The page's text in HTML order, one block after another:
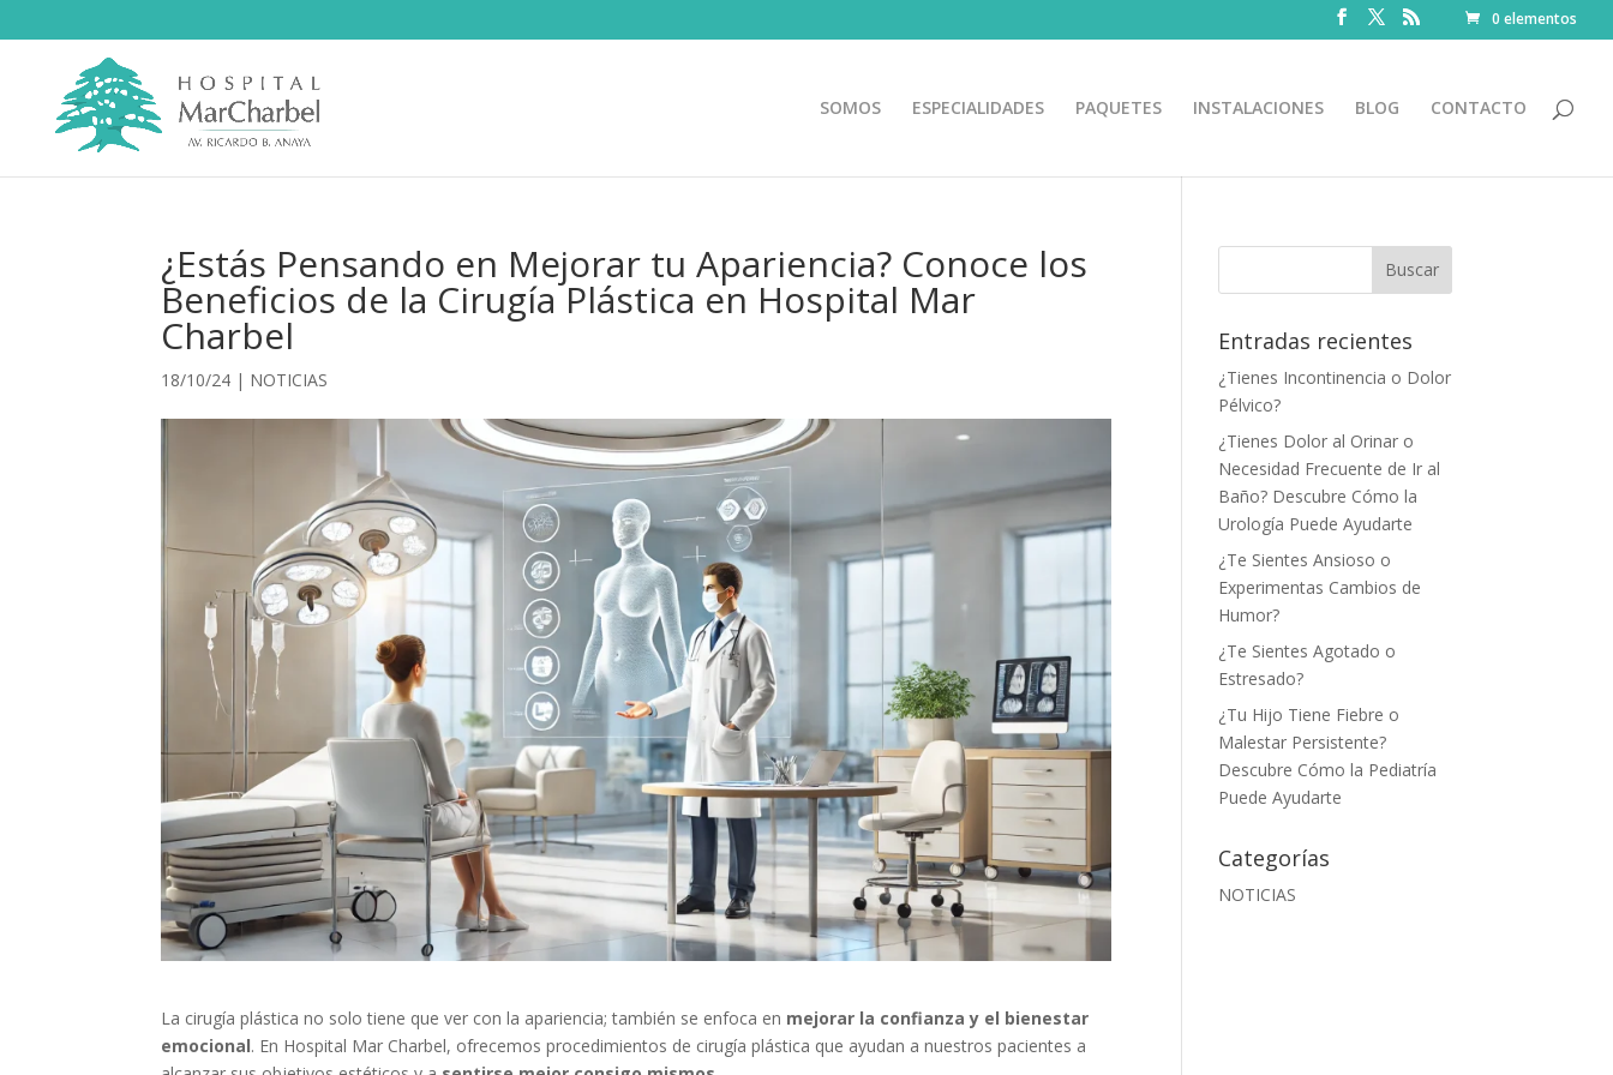
0 elementos
SOMOS ESPECIALIDADES PAQUETES INSTALACIONES BLOG CONTACTO
¿Estás Pensando en Mejorar tu Apariencia? Conoce los
Beneficios de la Cirugía Plástica en Hospital Mar
Charbel
18/10/24 | NOTICIAS
La cirugía plástica no solo tiene que ver con la apariencia; también se enfoca en mejorar la confianza y el bienestar
emocional. En Hospital Mar Charbel, ofrecemos procedimientos de cirugía plástica que ayudan a nuestros pacientes a
Entradas recientes
¿Tienes Incontinencia o Dolor
Pélvico?
¿Tienes Dolor al Orinar o
Necesidad Frecuente de Ir al
Baño? Descubre Cómo la
Urología Puede Ayudarte
¿Te Sientes Ansioso o
Experimentas Cambios de
Humor?
¿Te Sientes Agotado o
Estresado?
¿Tu Hijo Tiene Fiebre o
Malestar Persistente?
Descubre Cómo la Pediatría
Puede Ayudarte
Categorías
NOTICIAS